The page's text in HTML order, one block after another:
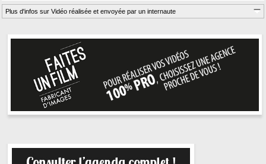
Plus d'infos sur Vidéo réalisée et envoyée par un internaute